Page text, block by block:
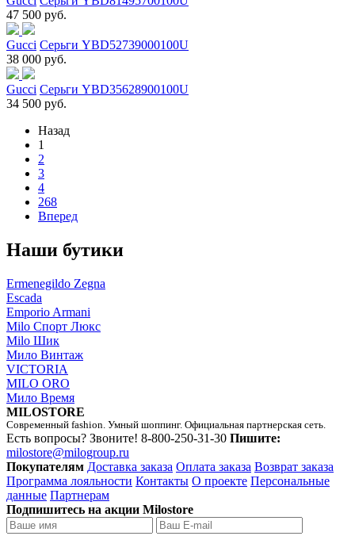
47 500 руб.
Gucci Серьги YBD52739000100U
38 000 руб.
Gucci Серьги YBD35628900100U
34 500 руб.
Назад
1
2
3
4
268
Вперед
Наши бутики
Ermenegildo Zegna
Escada
Emporio Armani
Milo Спорт Люкс
Milo Шик
Мило Винтаж
VICTORIA
MILO ORO
Мило Время
MILOSTORE
Современный fashion. Умный шоппинг. Официальная партнерская сеть.
Есть вопросы? Звоните! 8-800-250-31-30 Пишите:
milostore@milogroup.ru
Покупателям Доставка заказа Оплата заказа Возврат заказа
Программа лояльности Контакты О проекте Персональные
данные Партнерам
Подпишитесь на акции Milostore